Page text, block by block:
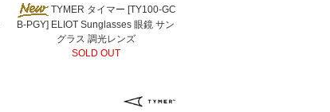
TYMER タイマー [TY100-GC
B-PGY] ELIOT Sunglasses 眼鏡 サン
グラス 調光レンズ
SOLD OUT